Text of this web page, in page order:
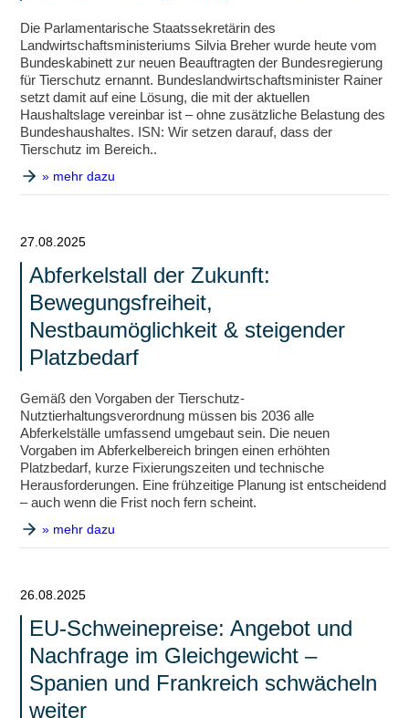
Die Parlamentarische Staatssekretärin des
Landwirtschaftsministeriums Silvia Breher wurde heute vom
Bundeskabinett zur neuen Beauftragten der Bundesregierung
für Tierschutz ernannt. Bundeslandwirtschaftsminister Rainer
setzt damit auf eine Lösung, die mit der aktuellen
Haushaltslage vereinbar ist – ohne zusätzliche Belastung des
Bundeshaushaltes. ISN: Wir setzen darauf, dass der
Tierschutz im Bereich..
» mehr dazu
27.08.2025
Abferkelstall der Zukunft:
Bewegungsfreiheit,
Nestbaumöglichkeit & steigender
Platzbedarf
Gemäß den Vorgaben der Tierschutz-
Nutztierhaltungsverordnung müssen bis 2036 alle
Abferkelställe umfassend umgebaut sein. Die neuen
Vorgaben im Abferkelbereich bringen einen erhöhten
Platzbedarf, kurze Fixierungszeiten und technische
Herausforderungen. Eine frühzeitige Planung ist entscheidend
– auch wenn die Frist noch fern scheint.
» mehr dazu
26.08.2025
EU-Schweinepreise: Angebot und
Nachfrage im Gleichgewicht –
Spanien und Frankreich schwächeln
weiter